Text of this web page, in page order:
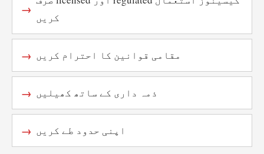
کریں
مقامی قوانین کا احترام کریں
ذمہ داری کے ساتھ کھیلیں
اپنی حدود طے کریں